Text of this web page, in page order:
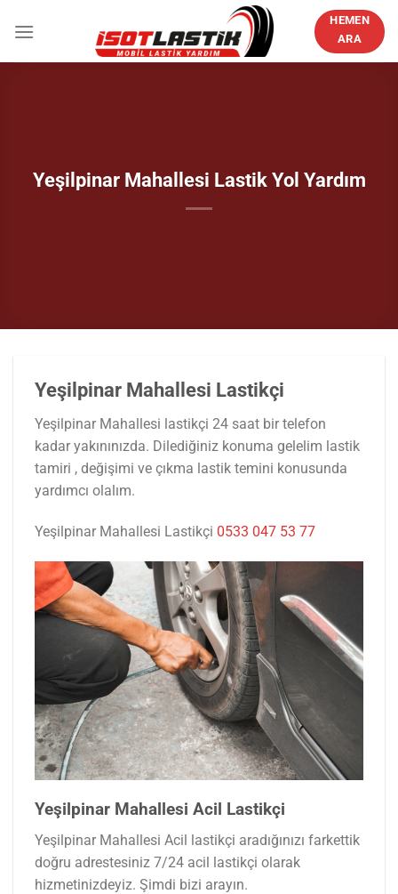
atla
HEMEN
ARA
Yeşilpinar Mahallesi Lastik Yol Yardım
Yeşilpinar Mahallesi Lastikçi
Yeşilpinar Mahallesi lastikçi 24 saat bir telefon
kadar yakınınızda. Dilediğiniz konuma gelelim lastik
tamiri , değişimi ve çıkma lastik temini konusunda
yardımcı olalım.
Yeşilpinar Mahallesi Lastikçi 0533 047 53 77
Yeşilpinar Mahallesi Acil Lastikçi
Yeşilpinar Mahallesi Acil lastikçi aradığınızı farkettik
doğru adrestesiniz 7/24 acil lastikçi olarak
hizmetinizdeyiz. Şimdi bizi arayın.